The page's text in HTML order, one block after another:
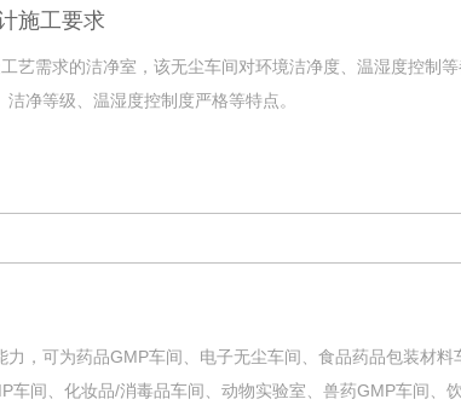
施工要求
艺需求的洁净室，该无尘车间对环境洁净度、温湿度控制
净等级、温湿度控制度严格等特点。
，可为药品GMP车间、电子无尘车间、食品药品包装材料
间、化妆品/消毒品车间、动物实验室、兽药GMP车间、